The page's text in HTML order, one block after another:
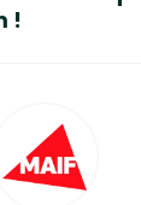
!